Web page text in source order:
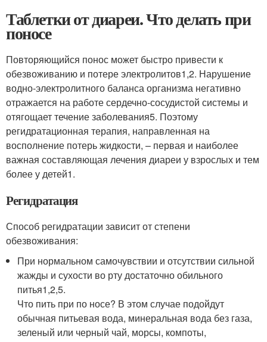
Таблетки от диареи. Что делать при
поносе
Повторяющийся понос может быстро привести к
обезвоживанию и потере электролитов1,2. Нарушение
водно-электролитного баланса организма негативно
отражается на работе сердечно-сосудистой системы и
отягощает течение заболевания5. Поэтому
регидратационная терапия, направленная на
восполнение потерь жидкости, – первая и наиболее
важная составляющая лечения диареи у взрослых и тем
более у детей1.
Регидратация
Способ регидратации зависит от степени
обезвоживания:
При нормальном самочувствии и отсутствии сильной
жажды и сухости во рту достаточно обильного
питья1,2,5.
Что пить при по носе? В этом случае подойдут
обычная питьевая вода, минеральная вода без газа,
зеленый или черный чай, морсы, компоты,